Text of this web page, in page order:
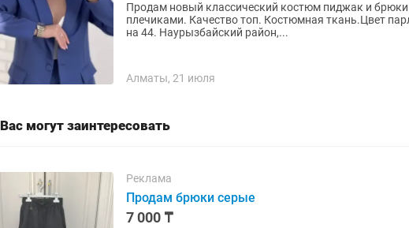
Продам новый классический костюм пиджак и
плечиками. Качество топ. Костюмная ткань.Цвет
на 44. Наурызбайский район,...
Алматы, 21 июля
Вас могут заинтересовать
Реклама
Продам брюки серые
7 000 ₸